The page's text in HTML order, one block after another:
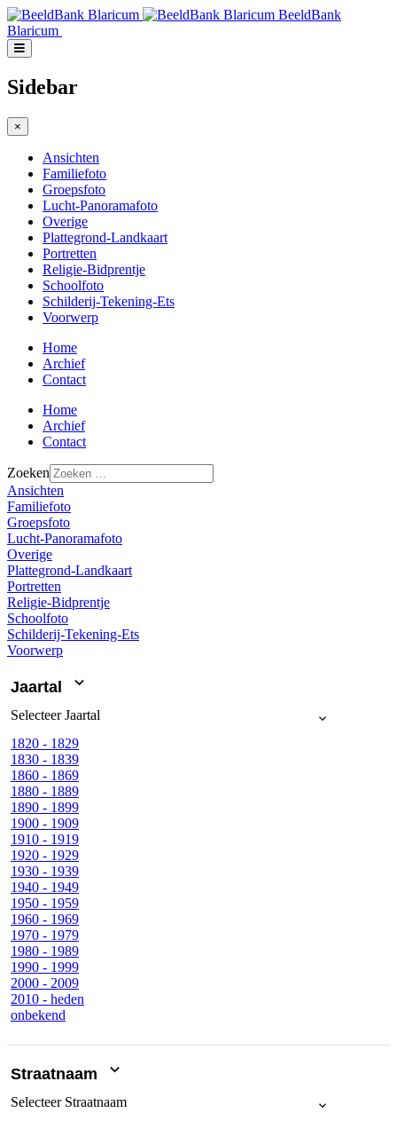
BeeldBank
Blaricum
Sidebar
×
Ansichten
Familiefoto
Groepsfoto
Lucht-Panoramafoto
Overige
Plattegrond-Landkaart
Portretten
Religie-Bidprentje
Schoolfoto
Schilderij-Tekening-Ets
Voorwerp
Home
Archief
Contact
Home
Archief
Contact
Zoeken
Ansichten
Familiefoto
Groepsfoto
Lucht-Panoramafoto
Overige
Plattegrond-Landkaart
Portretten
Religie-Bidprentje
Schoolfoto
Schilderij-Tekening-Ets
Voorwerp
Jaartal
SelecteerJaartal
1820 - 1829
1830 - 1839
1860 - 1869
1880 - 1889
1890 - 1899
1900 - 1909
1910 - 1919
1920 - 1929
1930 - 1939
1940 - 1949
1950 - 1959
1960 - 1969
1970 - 1979
1980 - 1989
1990 - 1999
2000 - 2009
2010 - heden
onbekend
Straatnaam
SelecteerStraatnaam